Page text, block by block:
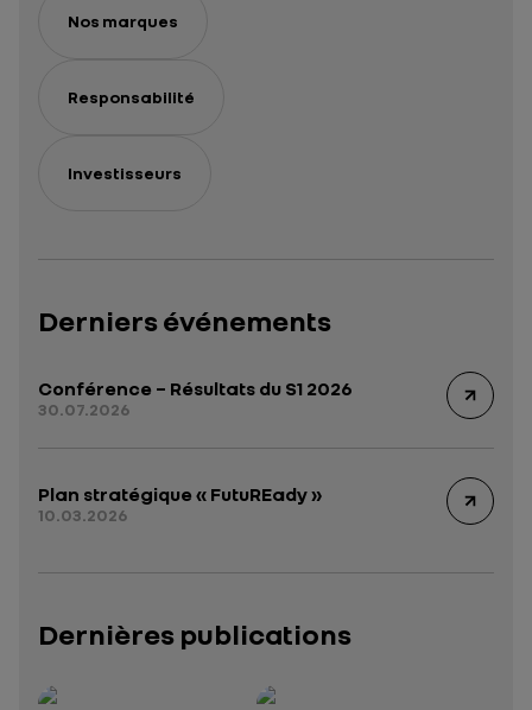
Nos marques
Responsabilité
Investisseurs
Derniers événements
Conférence – Résultats du S1 2026
30.07.2026
Plan stratégique « FutuREady »
10.03.2026
Dernières publications
Rapport intégré 2025 – 2026— données structurées (JSON)
Présentation institutionnelle 2026